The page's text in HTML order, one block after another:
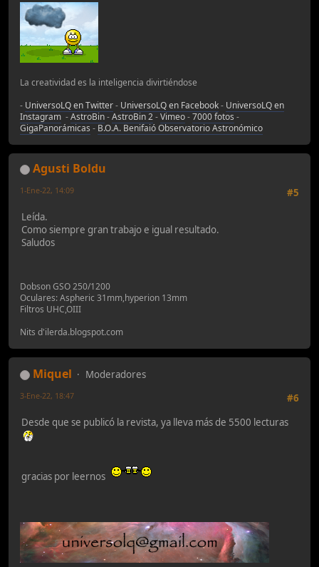
La creatividad es la inteligencia divirtiéndose
- UniversoLQ en Twitter- UniversoLQ en Facebook- UniversoLQ en
Instagram -AstroBin-AstroBin 2-Vimeo-7000 fotos -
GigaPanorámicas - B.O.A. Benifaió Observatorio Astronómico
Agusti Boldu
#5
1-Ene-22, 14:09
Leída.
Como siempre gran trabajo e igual resultado.
Saludos
Dobson GSO 250/1200
Oculares: Aspheric 31mm,hyperion 13mm
Filtros UHC,OIII
Nits d'ilerda.blogspot.com
Miquel
Moderadores
#6
3-Ene-22, 18:47
Desde que se publicó la revista, ya lleva más de 5500 lecturas
gracias por leernos